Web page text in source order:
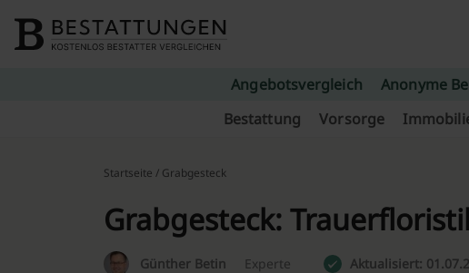
Angebotsvergleich Anonyme
Bestattung
Vorsorge
Startseite / Grabgesteck
Grabgesteck:
Günther Betin Experte Aktualisiert: